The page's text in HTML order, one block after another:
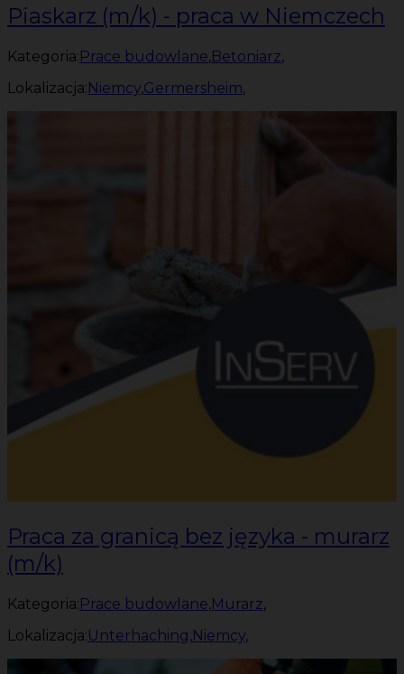
Piaskarz (m/k) - praca w Niemczech
Kategoria: Prace budowlane,Betoniarz,
Lokalizacja: Niemcy,Germersheim,
Praca za granicą bez języka - murarz
(m/k)
Kategoria:Prace budowlane,Murarz,
Lokalizacja:Unterhaching,Niemcy,